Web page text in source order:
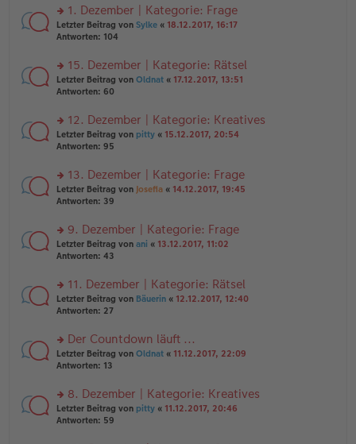
tr
a
g
e
n
er
tr
a
g
n
g
el
e
n
er
tr
a
g
rs
te
n
g
el
e
n
er
tr
a
g
1. Dezember | Kategorie: Frage
Letzter Beitrag von Sylke « 18.12.2017, 16:17
Antworten: 104
rs
te
n
g
el
e
n
er
tr
a
g
15. Dezember | Kategorie: Rätsel
Letzter Beitrag von Oldnat « 17.12.2017, 13:51
Antworten: 60
rs
te
n
g
el
e
n
er
tr
a
g
12. Dezember | Kategorie: Kreatives
Letzter Beitrag von pitty « 15.12.2017, 20:54
Antworten: 95
rs
te
n
g
el
e
n
er
tr
a
g
13. Dezember | Kategorie: Frage
Letzter Beitrag von Josefia « 14.12.2017, 19:45
Antworten: 39
rs
te
n
g
el
e
n
er
tr
a
g
9. Dezember | Kategorie: Frage
Letzter Beitrag von ani « 13.12.2017, 11:02
Antworten: 43
rs
te
n
g
el
e
n
er
11. Dezember | Kategorie: Rätsel
Letzter Beitrag von Bäuerin « 12.12.2017, 12:40
Antworten: 27
rs
te
n
g
el
Der Countdown läuft ...
Letzter Beitrag von Oldnat « 11.12.2017, 22:09
Antworten: 13
rs
te
8. Dezember | Kategorie: Kreatives
Letzter Beitrag von pitty « 11.12.2017, 20:46
Antworten: 59